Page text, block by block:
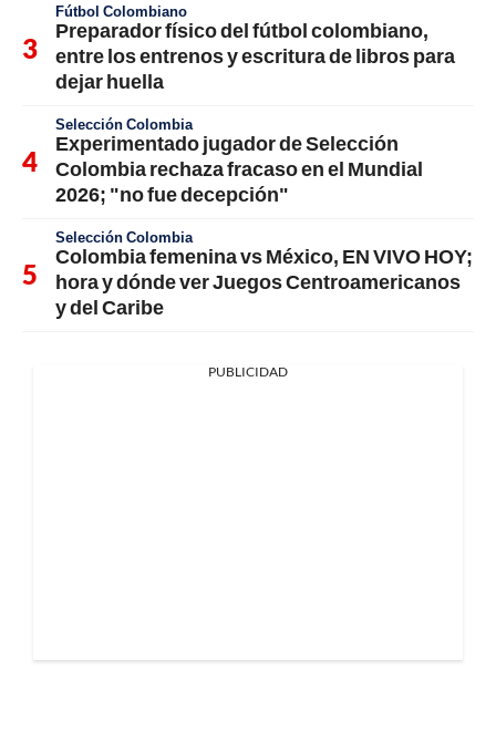
Fútbol Colombiano
Preparador físico del fútbol colombiano,
entre los entrenos y escritura de libros para
dejar huella
Selección Colombia
Experimentado jugador de Selección
Colombia rechaza fracaso en el Mundial
2026; "no fue decepción"
Selección Colombia
Colombia femenina vs México, EN VIVO HOY;
hora y dónde ver Juegos Centroamericanos
y del Caribe
PUBLICIDAD